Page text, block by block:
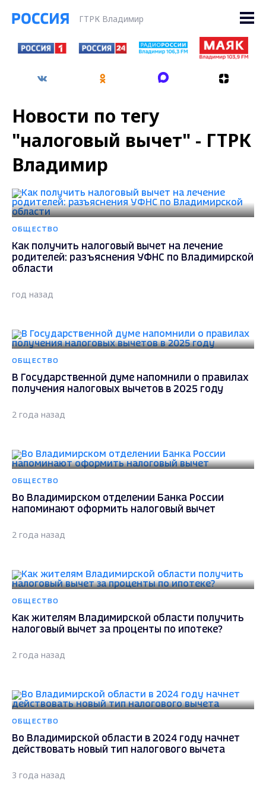
ГТРК Владимир
Новости по тегу
"налоговый вычет" - ГТРК
Владимир
ОБЩЕСТВО
Как получить налоговый вычет на лечение
родителей: разъяснения УФНС по Владимирской
области
год назад
ОБЩЕСТВО
В Государственной думе напомнили о правилах
получения налоговых вычетов в 2025 году
2 года назад
ОБЩЕСТВО
Во Владимирском отделении Банка России
напоминают оформить налоговый вычет
2 года назад
ОБЩЕСТВО
Как жителям Владимирской области получить
налоговый вычет за проценты по ипотеке?
2 года назад
ОБЩЕСТВО
Во Владимирской области в 2024 году начнет
действовать новый тип налогового вычета
3 года назад